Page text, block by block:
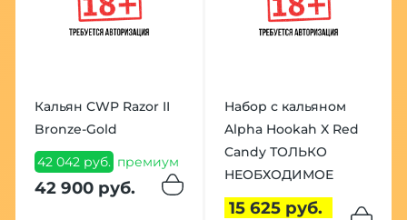
Кальян CWP Razor II
Bronze-Gold
42 042 руб. премиум
42 900 руб.
Набор с кальяном
Alpha Hookah X Red
Candy ТОЛЬКО
НЕОБХОДИМОЕ
15 625 руб.